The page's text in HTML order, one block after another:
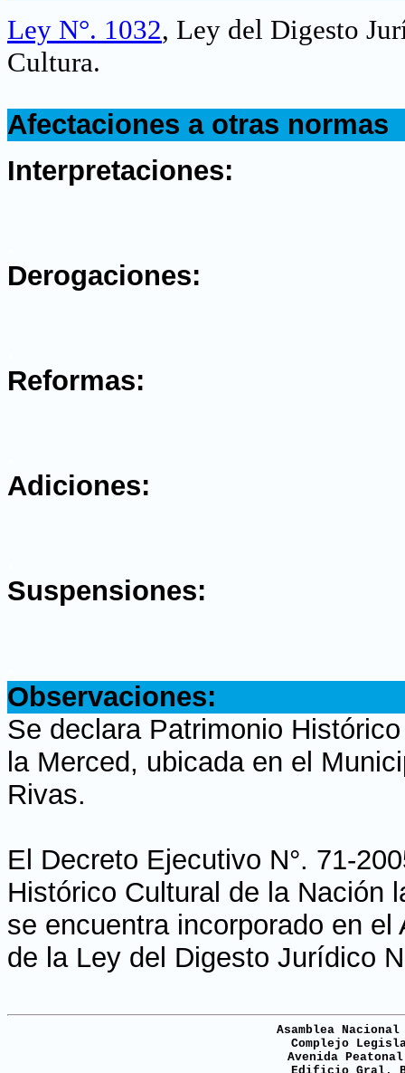
Ley N°. 1032, Ley del Digesto
Cultura.
Afectaciones a otras normas
Interpretaciones:
Derogaciones:
Reformas:
Adiciones:
Suspensiones:
Observaciones:
Se declara Patrimonio
la Merced, ubicada en el
Rivas.
El Decreto Ejecutivo N°. 71-
Histórico Cultural de la Nación
se encuentra incorporado en
de la Ley del Digesto Jurídico
Asamblea
Complejo
Avenida